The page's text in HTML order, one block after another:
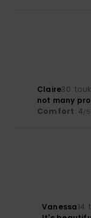
Claire30.
not many
Comfort: 4/5
Vanessa